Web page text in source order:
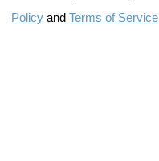
Policy andTerms of Service